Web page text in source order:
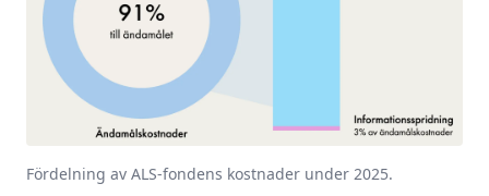
Fördelning av ALS-fondens kostnader under 2025.